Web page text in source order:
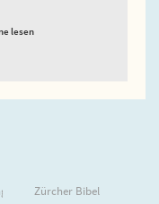
lesen
Zürcher Bibel